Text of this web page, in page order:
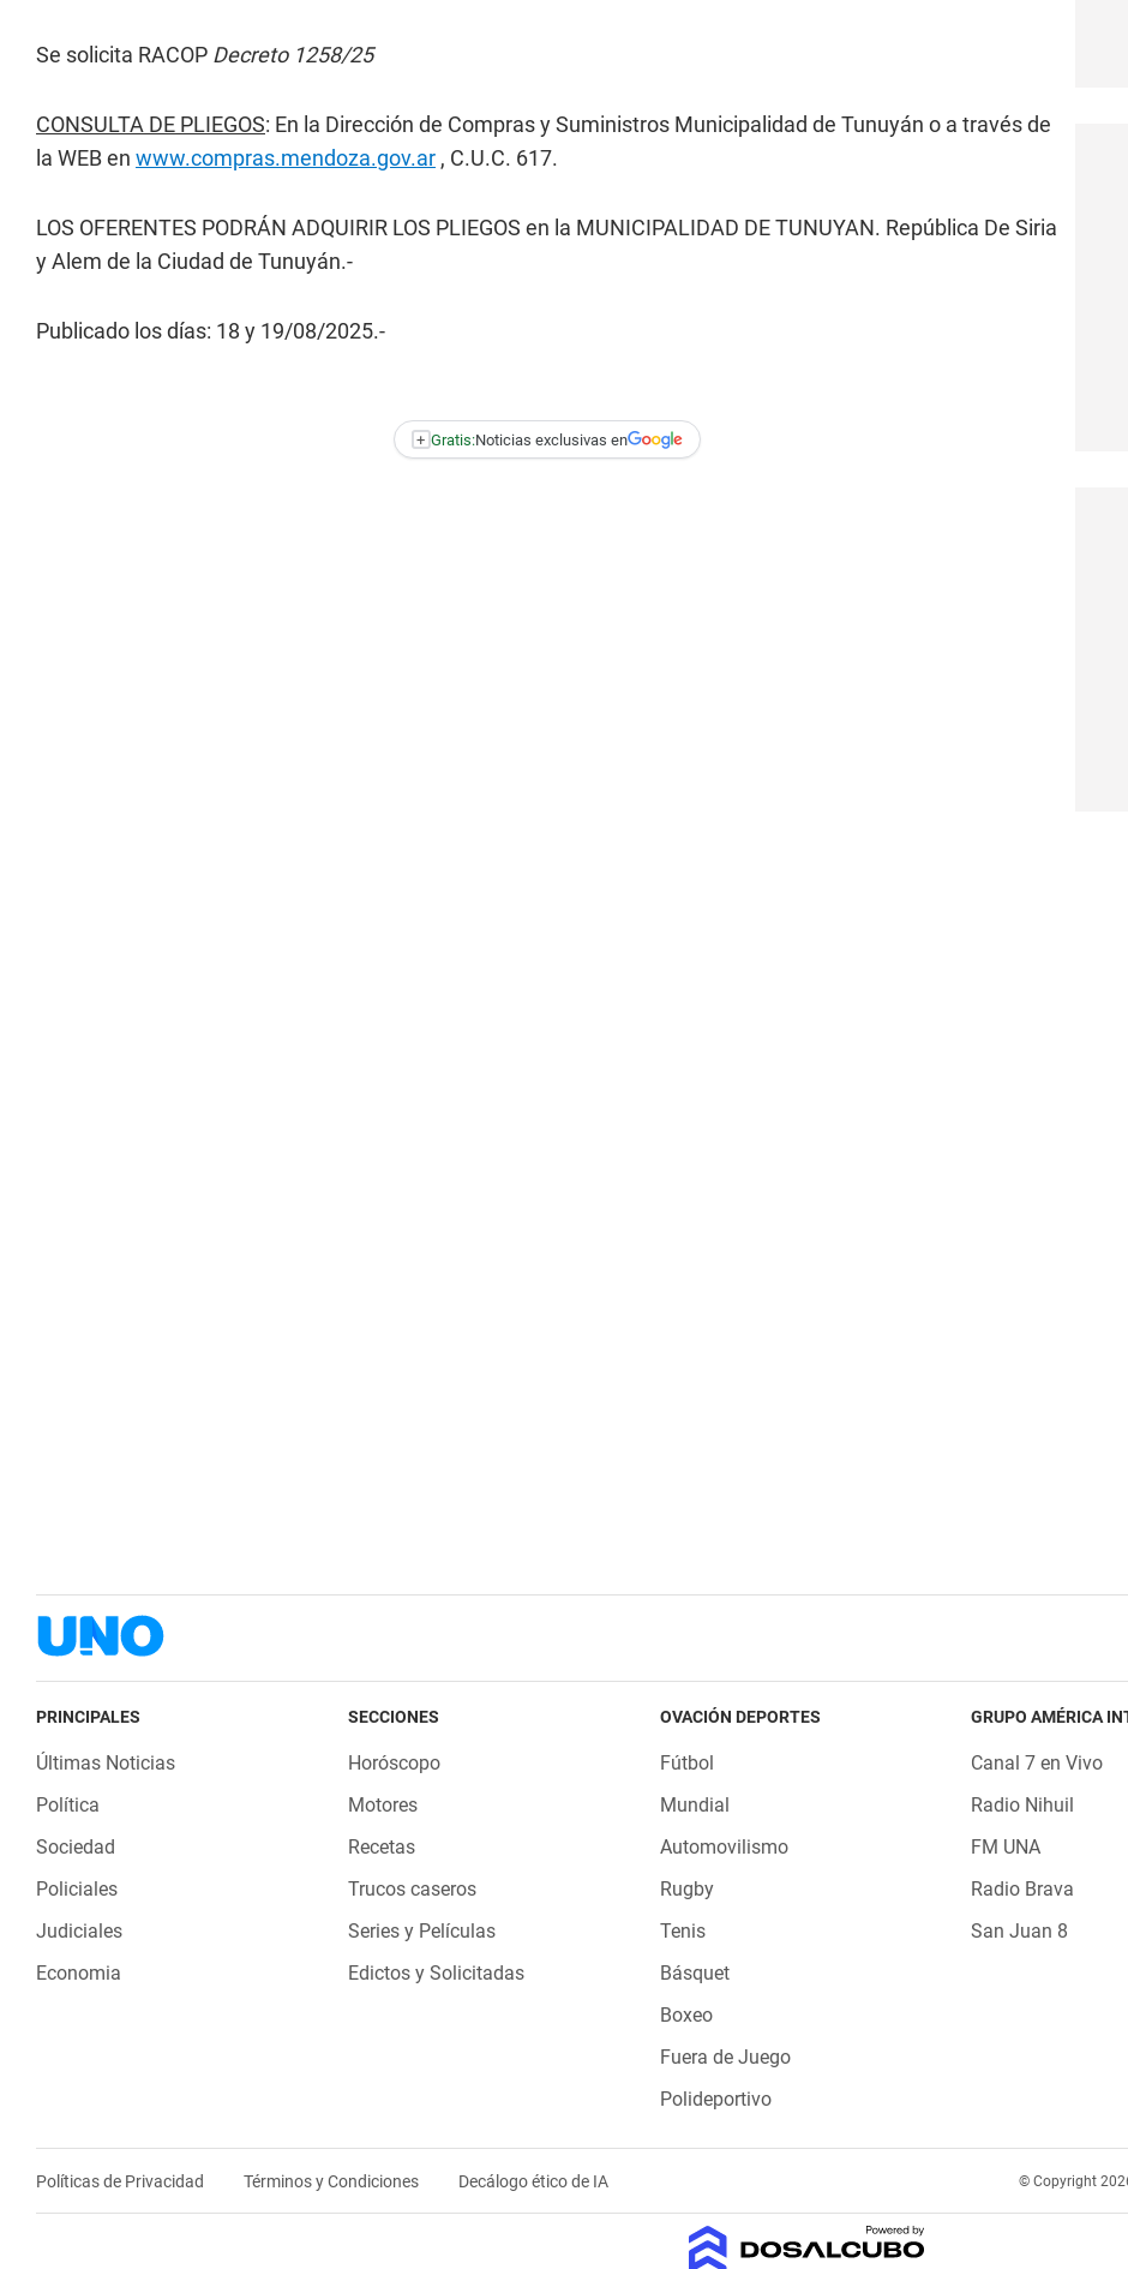
Se solicita RACOP Decreto 1258/25
CONSULTA DE PLIEGOS: En la Dirección de Compras y Suministros Municipalidad de Tunuyán o a través de
la WEB en www.compras.mendoza.gov.ar , C.U.C. 617.
LOS OFERENTES PODRÁN ADQUIRIR LOS PLIEGOS en la MUNICIPALIDAD DE TUNUYAN. República De Siria
y Alem de la Ciudad de Tunuyán.-
Publicado los días: 18 y 19/08/2025.-
+ Gratis:Noticias exclusivas en
PRINCIPALES
Últimas Noticias
Política
Sociedad
Policiales
Judiciales
Economia
SECCIONES
Horóscopo
Motores
Recetas
Trucos caseros
Series y Películas
Edictos y Solicitadas
OVACIÓN DEPORTES
Fútbol
Mundial
Automovilismo
Rugby
Tenis
Básquet
Boxeo
Fuera de Juego
Polideportivo
GRUPO AMÉRICA
Canal 7 en Vivo
Radio Nihuil
FM UNA
Radio Brava
San Juan 8
Políticas de Privacidad Términos y Condiciones Decálogo ético de IA © Copyright